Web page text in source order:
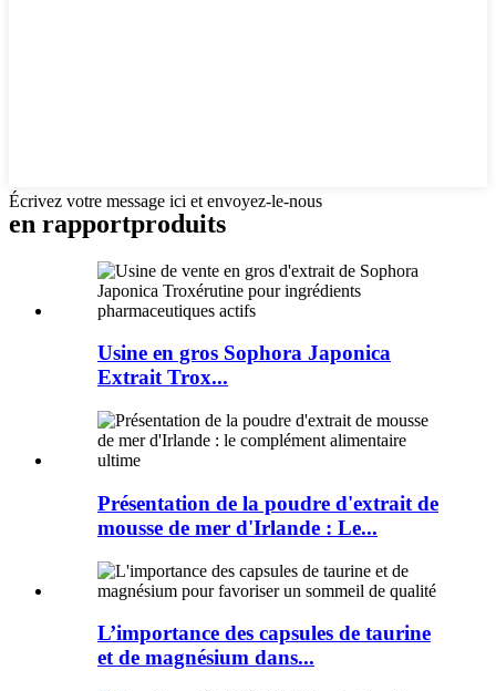
Écrivez votre message ici et envoyez-le-nous
en rapportproduits
Usine en gros Sophora Japonica
Extrait Trox...
Présentation de la poudre d'extrait de
mousse de mer d'Irlande : Le...
L’importance des capsules de taurine
et de magnésium dans...